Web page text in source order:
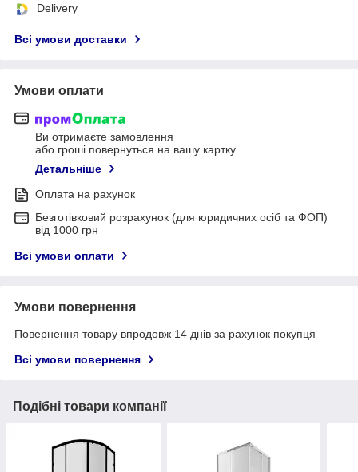
Delivery
Всі умови доставки
Умови оплати
Ви отримаєте замовлення
або гроші повернуться на вашу картку
Детальніше
Оплата на рахунок
Безготівковий розрахунок (для юридичних осіб та ФОП)
від 1000 грн
Всі умови оплати
Умови повернення
Повернення товару впродовж 14 днів за рахунок покупця
Всі умови повернення
Подібні товари компанії